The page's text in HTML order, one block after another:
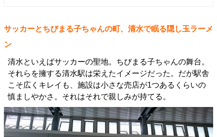
サッカーとちびまる子ちゃんの町、清水で眠る隠し玉ラーメ
ン
清水といえばサッカーの聖地。ちびまる子ちゃんの舞台。
それらを擁する清水駅は栄えたイメージだった。だが駅舎
こそ広くキレイも、施設は小さな売店が1つあるくらいの
慎ましやかさ。それはそれで親しみが持てる。